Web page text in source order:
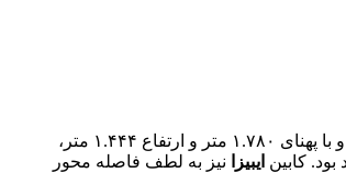
از مدل لئون و فولکس‌گلف کوچک‌تر به نظر می‌رسد؛ اما یک خودروی مینیاتوری و کامپکت محسوب نمی‌شود. طول مدل جدید به ۴ متر افزایش یافته است و با پهنای ۱.۷۸۰ متر و ارتفاع ۱.۴۴۴ متر،
ایبیزا
نیز به لطف فاصله محور